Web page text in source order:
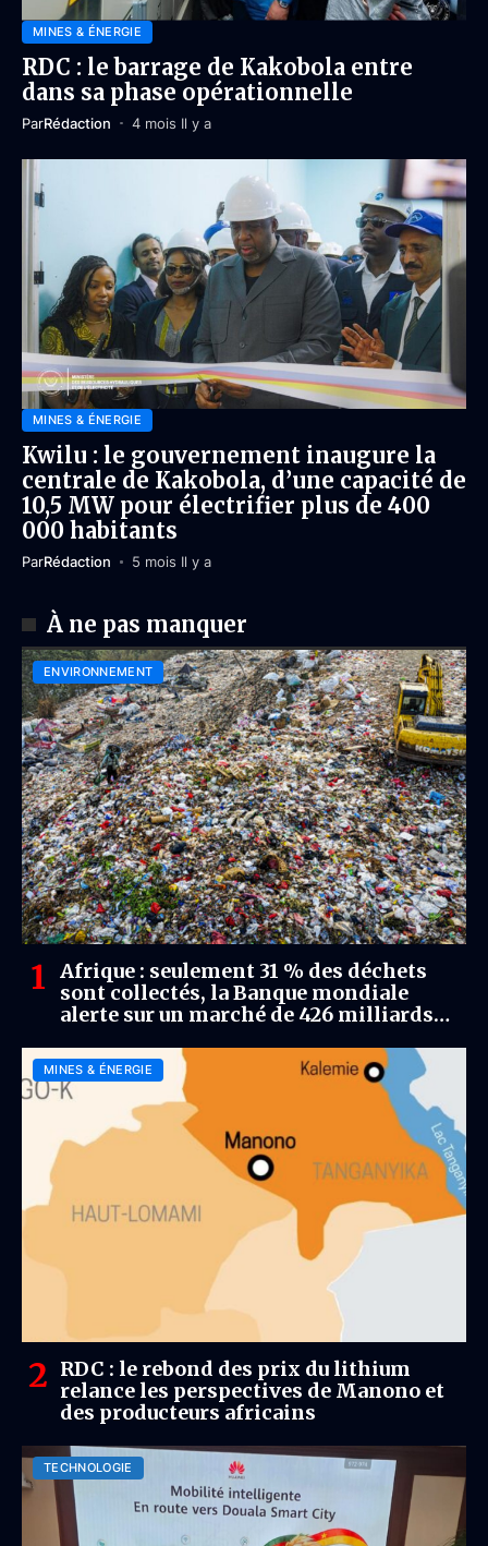
MINES & ÉNERGIE
RDC : le barrage de Kakobola entre
dans sa phase opérationnelle
ParRédaction 4 mois Il y a
MINES & ÉNERGIE
Kwilu : le gouvernement inaugure la
centrale de Kakobola, d’une capacité de
10,5 MW pour électrifier plus de 400
000 habitants
ParRédaction 5 mois Il y a
À ne pas manquer
ENVIRONNEMENT
Afrique : seulement 31 % des déchets
sont collectés, la Banque mondiale
alerte sur un marché de 426 milliards
MINES & ÉNERGIE
RDC : le rebond des prix du lithium
relance les perspectives de Manono et
des producteurs africains
TECHNOLOGIE